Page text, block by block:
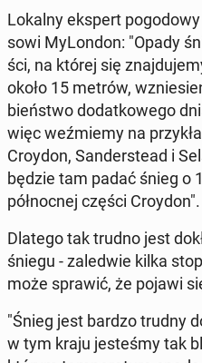
Lokalny ekspert
so­wi My­Lon­don: "Opady
ści, na której się
około 15 metrów,
bień­stwo do­dat­ko­we­go
więc weź­mie­my na
Croydon, San­der­ste­ad i
będzie tam padać śnieg o
pół­noc­nej części Croydon".
Dlatego tak trudno jest
śniegu - za­le­d­wie kilka
może sprawić, że pojawi
"Śnieg jest bardzo trudny
w tym kraju je­ste­śmy tak